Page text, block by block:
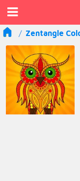
Zentangle